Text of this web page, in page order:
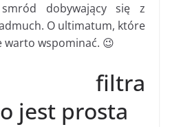
smród dobywający się z
O ultimatum, które
warto wspominać. 😉
filtra
jest prosta